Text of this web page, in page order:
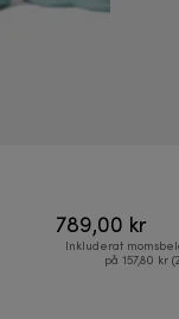
789,00 kr
Inkluderat
på 157,80 kr